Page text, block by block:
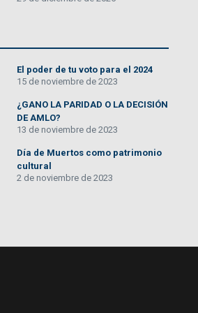
El poder de tu voto para el 2024
15 de noviembre de 2023
¿GANO LA PARIDAD O LA DECISIÓN
DE AMLO?
13 de noviembre de 2023
Día de Muertos como patrimonio
cultural
2 de noviembre de 2023